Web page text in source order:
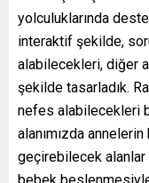
yolculuklarında
interaktif şekilde,
alabilecekleri, diğer
şekilde tasarladık.
nefes alabilecekleri
alanımızda
geçirebilecek alanlar